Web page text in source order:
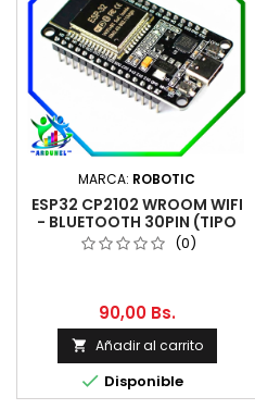
MARCA: ROBOTIC
ESP32 CP2102 WROOM WIFI
- BLUETOOTH 30PIN (TIPO
C)
(0)
90,00 Bs.
 Añadir al carrito
 Disponible